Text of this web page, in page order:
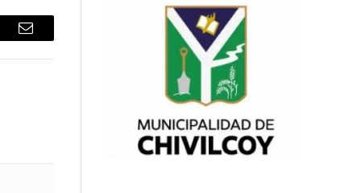
Email